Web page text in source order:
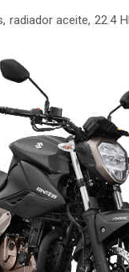
aceite, 22.4